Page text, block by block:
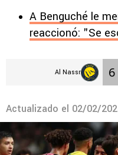
A Benguché le
reaccionó: "Se
Al Nassr 6
Actualizado el 02/02/